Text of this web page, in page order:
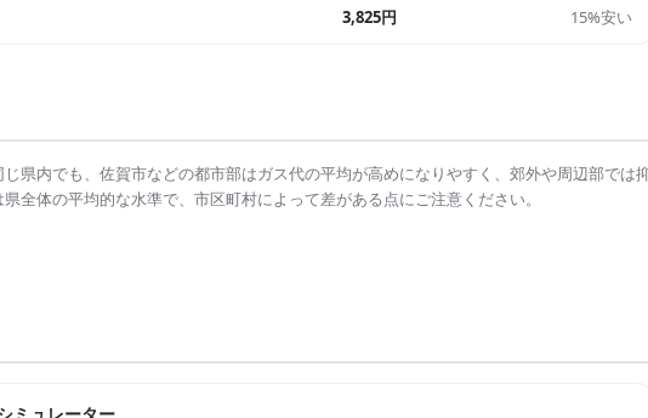
3,825円 15%安い
県内でも、 佐賀市などの都市部はガス代の平均が高めになりやすく、郊外や周辺部では
全体の平均的な水準で、市区町村によって差がある点にご注意ください。